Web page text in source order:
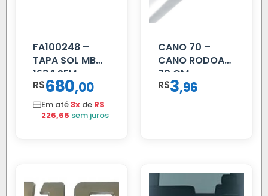
FA100248 –
TAPA SOL MB
1634 SEM
SUPORTE FIBRA
R$680,00
Em até3x de R$
226,66 sem juros
CANO 70 –
CANO RODOAR
70 CM
R$3,96